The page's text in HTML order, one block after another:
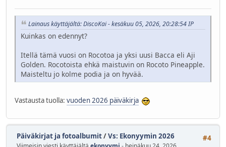
Lainaus käyttäjältä: DiscoKai - kesäkuu 05, 2026, 20:28:54 IP
Kuinkas on edennyt?
Itellä tämä vuosi on Rocotoa ja yksi uusi Bacca eli Aji
Golden. Rocotoista ehkä maistuvin on Rocoto Pineapple.
Maisteltu jo kolme podia ja on hyvää.
Vastausta tuolla: vuoden 2026 päiväkirja
#4
Päiväkirjat ja fotoalbumit/Vs: Ekonyymin 2026